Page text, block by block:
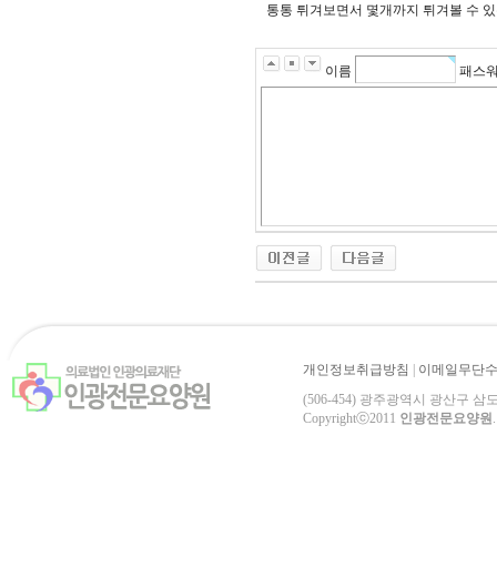
통통 튀겨보면서 몇개까지 튀겨볼 수
이름 패스
개인정보취급방침
이메일무단
(506-454) 광주광역시 광산구 삼
Copyrightⓒ2011 인광전문요양원